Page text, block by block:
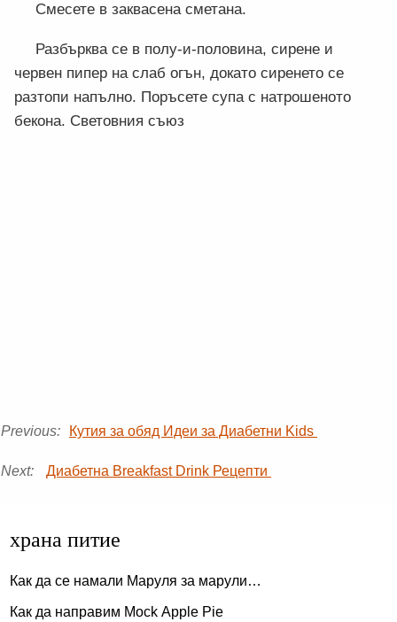
Смесете в заквасена сметана.
Разбърква се в полу-и-половина, сирене и
червен пипер на слаб огън, докато сиренето се
разтопи напълно. Поръсете супа с натрошеното
бекона. Световния съюз
Previous: Кутия за обяд Идеи за Диабетни Kids
Next: Диабетна Breakfast Drink Рецепти
храна питие
Как да се намали Маруля за марули…
Как да направим Mock Apple Pie